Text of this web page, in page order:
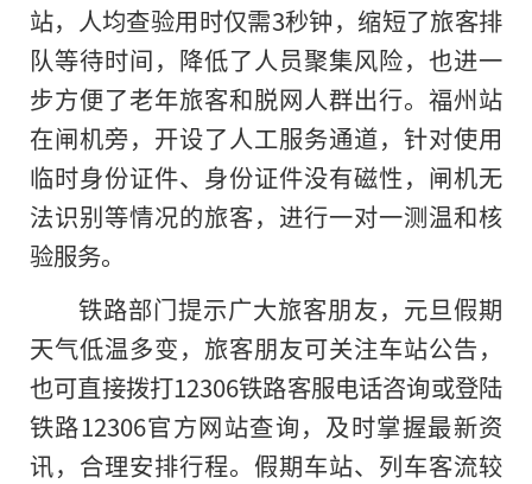
站，人均查验用时仅需3秒钟，缩短了旅客排
队等待时间，降低了人员聚集风险，也进一
步方便了老年旅客和脱网人群出行。福州站
在闸机旁，开设了人工服务通道，针对使用
临时身份证件、身份证件没有磁性，闸机无
法识别等情况的旅客，进行一对一测温和核
验服务。
铁路部门提示广大旅客朋友，元旦假期
天气低温多变，旅客朋友可关注车站公告，
也可直接拨打12306铁路客服电话咨询或登陆
铁路12306官方网站查询，及时掌握最新资
讯，合理安排行程。假期车站、列车客流较